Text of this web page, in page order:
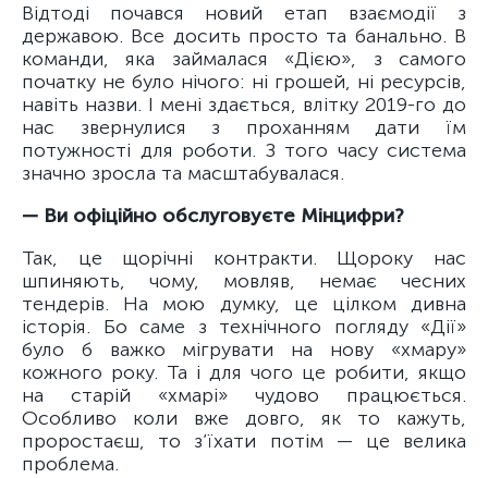
Відтоді почався новий етап взаємодії з
державою. Все досить просто та банально. В
команди, яка займалася «Дією», з самого
початку не було нічого: ні грошей, ні ресурсів,
навіть назви. І мені здається, влітку 2019-го до
нас звернулися з проханням дати їм
потужності для роботи. З того часу система
значно зросла та масштабувалася.
— Ви офіційно обслуговуєте Мінцифри?
Так, це щорічні контракти. Щороку нас
шпиняють, чому, мовляв, немає чесних
тендерів. На мою думку, це цілком дивна
історія. Бо саме з технічного погляду «Дії»
було б важко мігрувати на нову «хмару»
кожного року. Та і для чого це робити, якщо
на старій «хмарі» чудово працюється.
Особливо коли вже довго, як то кажуть,
проростаєш, то з’їхати потім — це велика
проблема.